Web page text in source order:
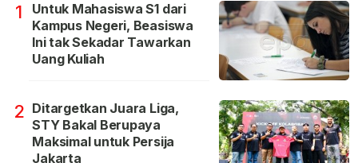
1
Untuk Mahasiswa S1 dari
Kampus Negeri, Beasiswa
Ini tak Sekadar Tawarkan
Uang Kuliah
2 Ditargetkan Juara Liga,
STY Bakal Berupaya
Maksimal untuk Persija
Jakarta